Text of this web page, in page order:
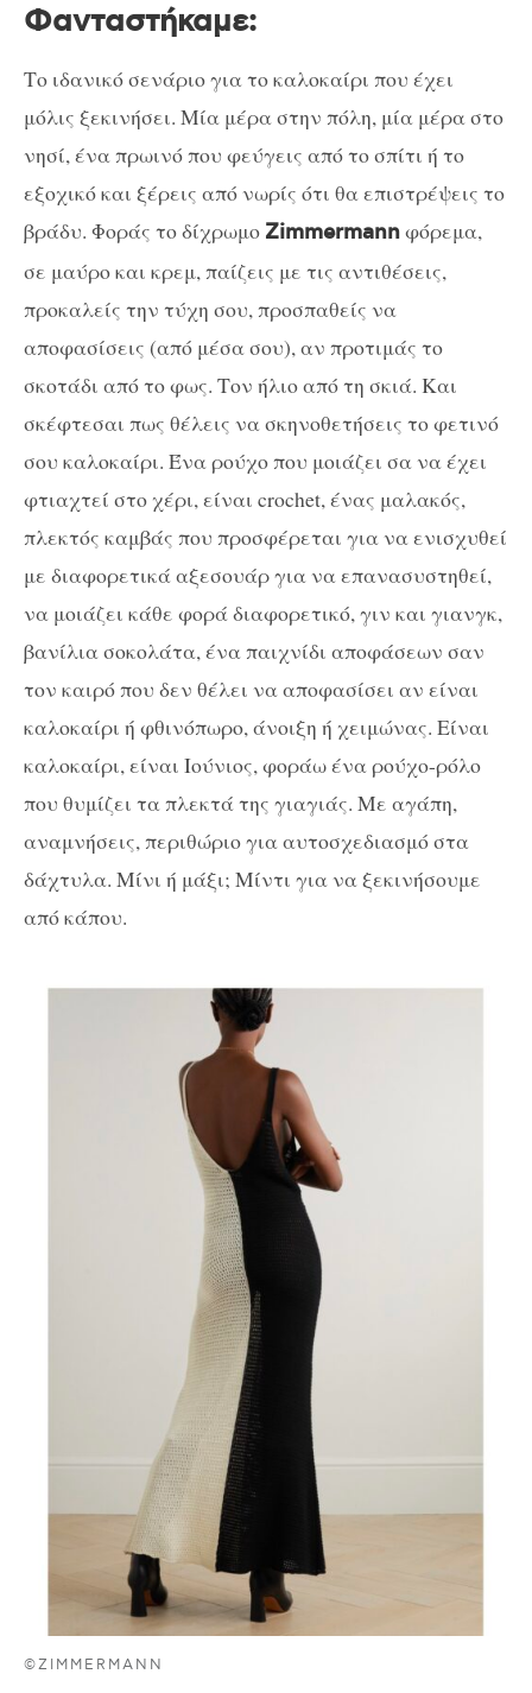
Φανταστήκαμε:
Το ιδανικό σενάριο για το καλοκαίρι που έχει
μόλις ξεκινήσει. Μία μέρα στην πόλη, μία μέρα στο
νησί, ένα πρωινό που φεύγεις από το σπίτι ή το
εξοχικό και ξέρεις από νωρίς ότι θα επιστρέψεις το
βράδυ. Φοράς το δίχρωμο Zimmermannφόρεμα,
σε μαύρο και κρεμ, παίζεις με τις αντιθέσεις,
προκαλείς την τύχη σου, προσπαθείς να
αποφασίσεις (από μέσα σου), αν προτιμάς το
σκοτάδι από το φως. Τον ήλιο από τη σκιά. Και
σκέφτεσαι πως θέλεις να σκηνοθετήσεις το φετινό
σου καλοκαίρι. Ένα ρούχο που μοιάζει σα να έχει
φτιαχτεί στο χέρι, είναι crochet, ένας μαλακός,
πλεκτός καμβάς που προσφέρεται για να ενισχυθεί
με διαφορετικά αξεσουάρ για να επανασυστηθεί,
να μοιάζει κάθε φορά διαφορετικό, γιν και γιανγκ,
βανίλια σοκολάτα, ένα παιχνίδι αποφάσεων σαν
τον καιρό που δεν θέλει να αποφασίσει αν είναι
καλοκαίρι ή φθινόπωρο, άνοιξη ή χειμώνας. Είναι
καλοκαίρι, είναι Ιούνιος, φοράω ένα ρούχο-ρόλο
που θυμίζει τα πλεκτά της γιαγιάς. Με αγάπη,
αναμνήσεις, περιθώριο για αυτοσχεδιασμό στα
δάχτυλα. Μίνι ή μάξι; Mίντι για να ξεκινήσουμε
από κάπου.
©ZIMMERMANN